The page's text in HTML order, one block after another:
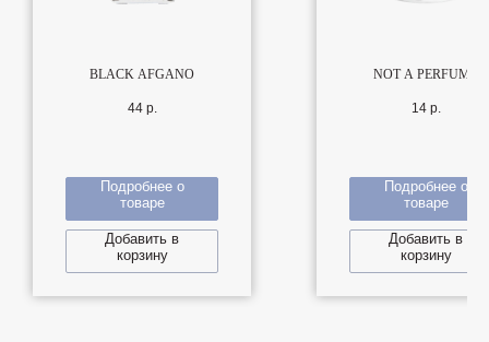
BLACK AFGANO
44 р.
Подробнее о
товаре
Добавить в
корзину
NOT A PERFUME
14 р.
Подробнее о
товаре
Добавить в
корзину